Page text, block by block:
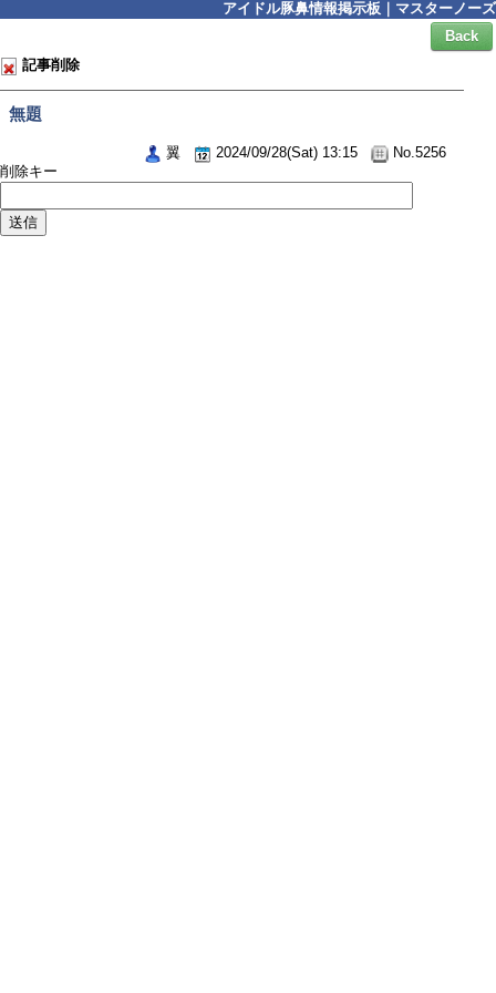
アイドル豚鼻情報掲示板｜マスターノーズ
Back
記事削除
無題
翼 2024/09/28(Sat) 13:15
No.5256
削除キー